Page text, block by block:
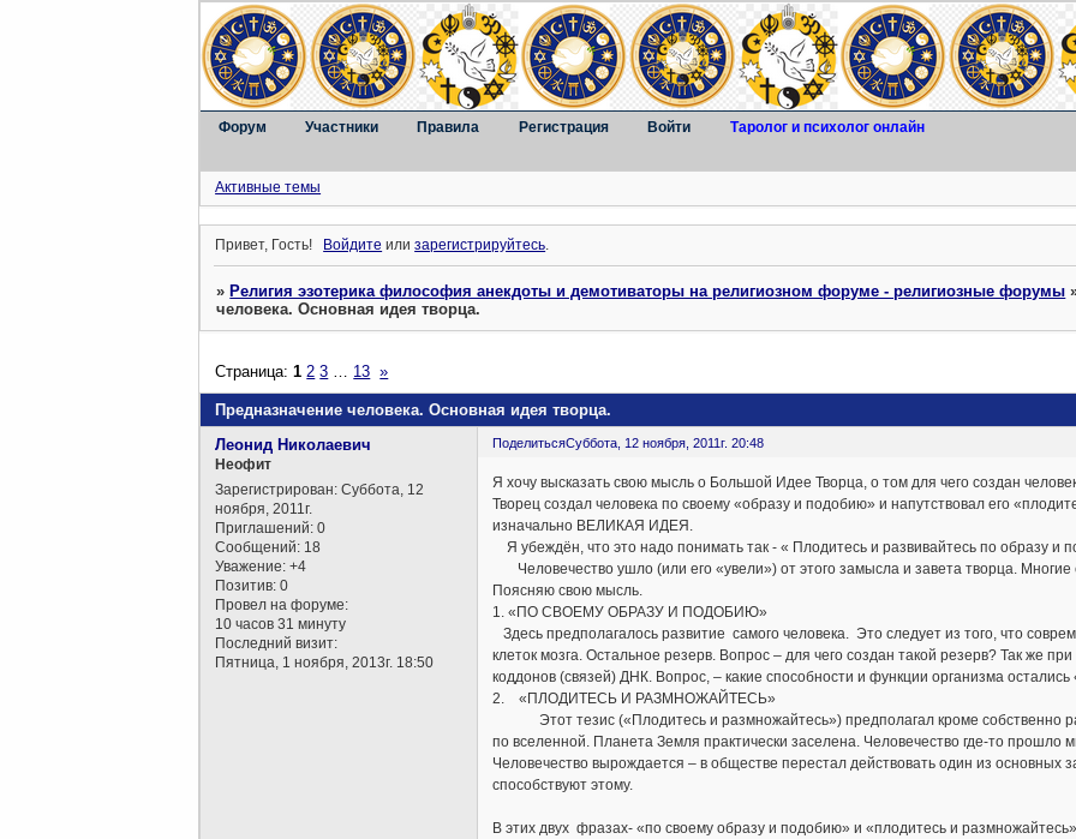
Форум Участники Правила Регистрация Войти Таролог и психолог онлайн
Активные темы
Привет, Гость! Войдите илизарегистрируйтесь.
»Религия эзотерика философия анекдоты и демотиваторы на религиозном форуме - религиозные форумы
человека. Основная идея творца.
Предназначение человека. Основная идея творца.
Страница:1 2 3 13 »
ПоделитьсяСуббота, 12 ноября, 2011г. 20:48
Леонид Николаевич
Неофит
Зарегистрирован: Суббота, 12
ноября, 2011г.
Приглашений: 0
Сообщений: 18
Уважение: +4
Позитив: 0
Провел на форуме:
10 часов 31 минуту
Последний визит:
Пятница, 1 ноября, 2013г. 18:50
Я хочу высказать свою мысль о Большой Идее Творца, о том для чего создан
Творец создал человека по своему «образу и подобию» и напутствовал его
изначально ВЕЛИКАЯ ИДЕЯ.
Я убеждён, что это надо понимать так - « Плодитесь и развивайтесь по образу и
Человечество ушло (или его «увели») от этого замысла и завета творца.
Поясняю свою мысль.
1. «ПО СВОЕМУ ОБРАЗУ И ПОДОБИЮ»
Здесь предполагалось развитие самого человека. Это следует из того, что
клеток мозга. Остальное резерв. Вопрос – для чего создан такой резерв? Так же
коддонов (связей) ДНК. Вопрос, – какие способности и функции организма
2. «ПЛОДИТЕСЬ И РАЗМНОЖАЙТЕСЬ»
Этот тезис («Плодитесь и размножайтесь») предполагал кроме собственно
по вселенной. Планета Земля практически заселена. Человечество где-то прошло
Человечество вырождается – в обществе перестал действовать один из
способствуют этому.
В этих двух фразах- «по своему образу и подобию» и «плодитесь и